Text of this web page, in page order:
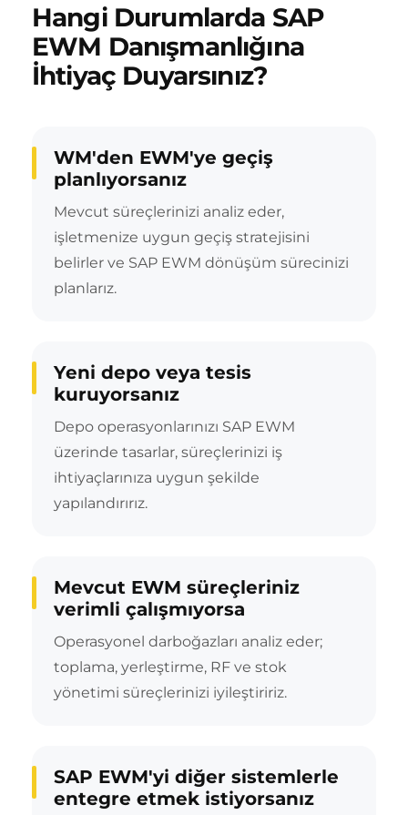
Hangi Durumlarda SAP
EWM Danışmanlığına
İhtiyaç Duyarsınız?
WM'den EWM'ye geçiş
planlıyorsanız
Mevcut süreçlerinizi analiz eder,
işletmenize uygun geçiş stratejisini
belirler ve SAP EWM dönüşüm sürecinizi
planlarız.
Yeni depo veya tesis
kuruyorsanız
Depo operasyonlarınızı SAP EWM
üzerinde tasarlar, süreçlerinizi iş
ihtiyaçlarınıza uygun şekilde
yapılandırırız.
Mevcut EWM süreçleriniz
verimli çalışmıyorsa
Operasyonel darboğazları analiz eder;
toplama, yerleştirme, RF ve stok
yönetimi süreçlerinizi iyileştiririz.
SAP EWM'yi diğer sistemlerle
entegre etmek istiyorsanız